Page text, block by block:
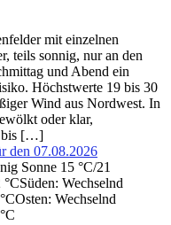
mit einzelnen
teils sonnig, nur an den
und Abend ein
Höchstwerte 19 bis 30
Wind aus Nordwest. In
oder klar,
bis […]
den 07.08.2026
Sonne 15 °C/21
Wechselnd
Wechselnd